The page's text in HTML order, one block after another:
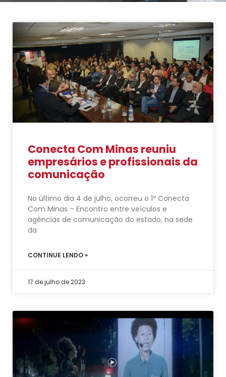
Conecta Com Minas reuniu
empresários e profissionais da
comunicação
No último dia 4 de julho, ocorreu o 1º Conecta
Com Minas – Encontro entre veículos e
agências de comunicação do estado, na sede
da
CONTINUE LENDO »
17 de julho de 2023